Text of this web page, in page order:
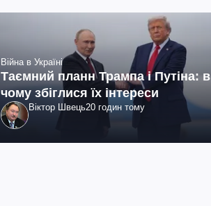
Війна в Україні
Таємний планн Трампа і Путіна: в
чому збіглися їх інтереси
Віктор Швець20 годин тому